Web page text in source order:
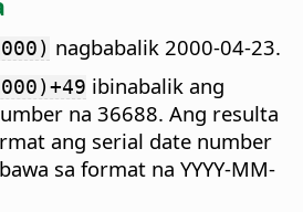
nagbabalik 2000-04-23.
ibinabalik ang
na 36688. Ang resulta
ang serial date number
sa format na YYYY-MM-